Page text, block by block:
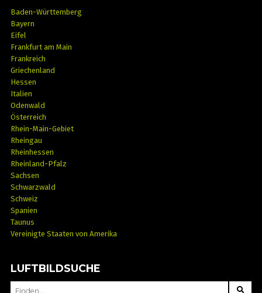
Baden-Württemberg
Bayern
Eifel
Frankfurt am Main
Frankreich
Griechenland
Hessen
Italien
Odenwald
Österreich
Rhein-Main-Gebiet
Rheingau
Rheinhessen
Rheinland-Pfalz
Sachsen
Schwarzwald
Schweiz
Spanien
Taunus
Vereinigte Staaten von Amerika
LUFTBILDSUCHE
SEARCH